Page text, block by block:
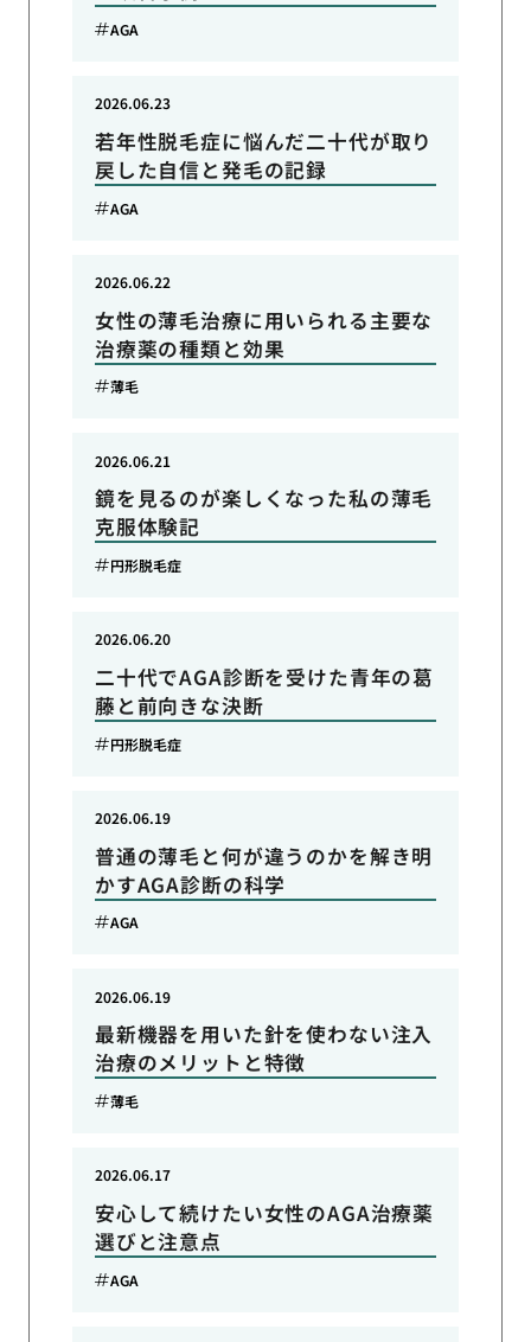
AGA
若年性脱毛症に悩んだ二十代が取り
戻した自信と発毛の記録
2026.06.23
AGA
女性の薄毛治療に用いられる主要な
治療薬の種類と効果
2026.06.22
薄毛
鏡を見るのが楽しくなった私の薄毛
克服体験記
2026.06.21
円形脱毛症
二十代でAGA診断を受けた青年の葛
藤と前向きな決断
2026.06.20
円形脱毛症
普通の薄毛と何が違うのかを解き明
かすAGA診断の科学
2026.06.19
AGA
最新機器を用いた針を使わない注入
治療のメリットと特徴
2026.06.19
薄毛
安心して続けたい女性のAGA治療薬
選びと注意点
2026.06.17
AGA